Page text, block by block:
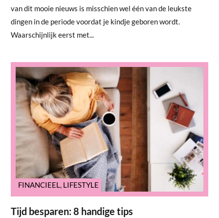
van dit mooie nieuws is misschien wel één van de leukste
dingen in de periode voordat je kindje geboren wordt.
Waarschijnlijk eerst met...
FINANCIEEL, LIFESTYLE
Tijd besparen: 8 handige tips